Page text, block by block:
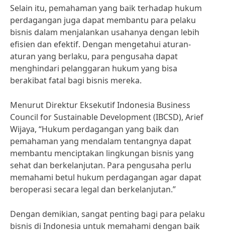
Selain itu, pemahaman yang baik terhadap hukum
perdagangan juga dapat membantu para pelaku
bisnis dalam menjalankan usahanya dengan lebih
efisien dan efektif. Dengan mengetahui aturan-
aturan yang berlaku, para pengusaha dapat
menghindari pelanggaran hukum yang bisa
berakibat fatal bagi bisnis mereka.
Menurut Direktur Eksekutif Indonesia Business
Council for Sustainable Development (IBCSD), Arief
Wijaya, “Hukum perdagangan yang baik dan
pemahaman yang mendalam tentangnya dapat
membantu menciptakan lingkungan bisnis yang
sehat dan berkelanjutan. Para pengusaha perlu
memahami betul hukum perdagangan agar dapat
beroperasi secara legal dan berkelanjutan.”
Dengan demikian, sangat penting bagi para pelaku
bisnis di Indonesia untuk memahami dengan baik